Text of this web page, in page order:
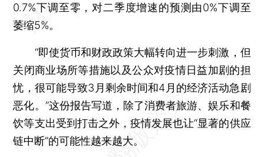
0.7%下调至零，对二季度增速的预测由0%下调至
萎缩5%。
“即使货币和财政政策大幅转向进一步刺激，但
关闭商业场所等措施以及公众对疫情日益加剧的担
忧，很可能导致3月剩余时间和4月的经济活动急剧
恶化。”这份报告写道，除了消费者旅游、娱乐和餐
饮等支出受到打击之外，疫情发展也让“显著的供应
链中断”的可能性越来越大。